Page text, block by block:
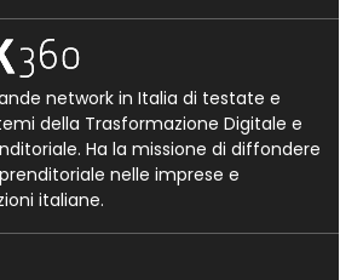
network in Italia di testate e
della Trasformazione Digitale e
Ha la missione di diffondere
nelle imprese e
italiane.